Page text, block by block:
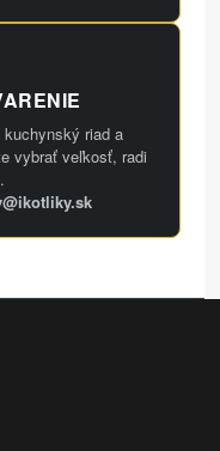
kuchynský riad a
vybrať veľkosť, radi